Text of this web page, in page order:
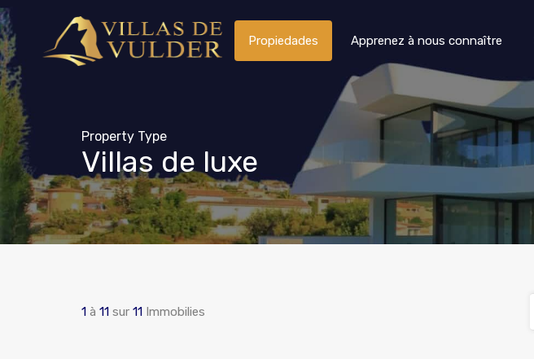
Propiedades Apprenez à nous connaître
Property Type
Villas de luxe
1 à 11 sur 11 Immobilies